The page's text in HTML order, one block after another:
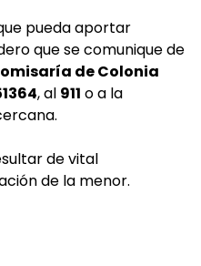
pueda aportar
que se comunique de
de Colonia
, al 911 o a la
de vital
de la menor.